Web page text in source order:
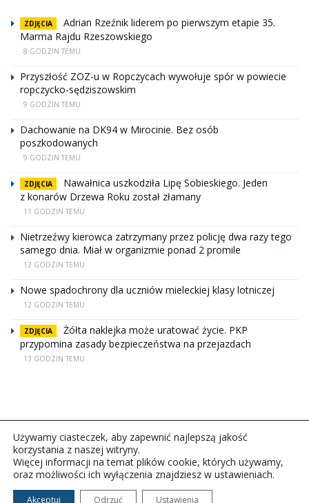
ZDJĘCIA
Adrian Rzeźnik liderem po pierwszym etapie 35.
Marma Rajdu Rzeszowskiego
8 GODZIN TEMU
Przyszłość ZOZ-u w Ropczycach wywołuje spór w powiecie
ropczycko-sędziszowskim
9 GODZIN TEMU
Dachowanie na DK94 w Mirocinie. Bez osób
poszkodowanych
9 GODZIN TEMU
ZDJĘCIA
Nawałnica uszkodziła Lipę Sobieskiego. Jeden
z konarów Drzewa Roku został złamany
11 GODZIN TEMU
Nietrzeźwy kierowca zatrzymany przez policję dwa razy tego
samego dnia. Miał w organizmie ponad 2 promile
12 GODZIN TEMU
Nowe spadochrony dla uczniów mieleckiej klasy lotniczej
12 GODZIN TEMU
ZDJĘCIA
Żółta naklejka może uratować życie. PKP
przypomina zasady bezpieczeństwa na przejazdach
13 GODZIN TEMU
Copyright © 2026Polskie Radio Rzeszów S.A. w likwidacj.
Wszelkie prawa zastrzeżone.
Używamy ciasteczek, aby zapewnić najlepszą jakość
korzystania z naszej witryny.
Więcej informacji na temat plików cookie, których używamy,
oraz możliwości ich wyłączenia znajdziesz w ustawieniach.
Akceptuj Odrzuć Ustawienia